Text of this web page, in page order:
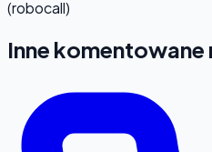
(robocall)
Inne komentowane